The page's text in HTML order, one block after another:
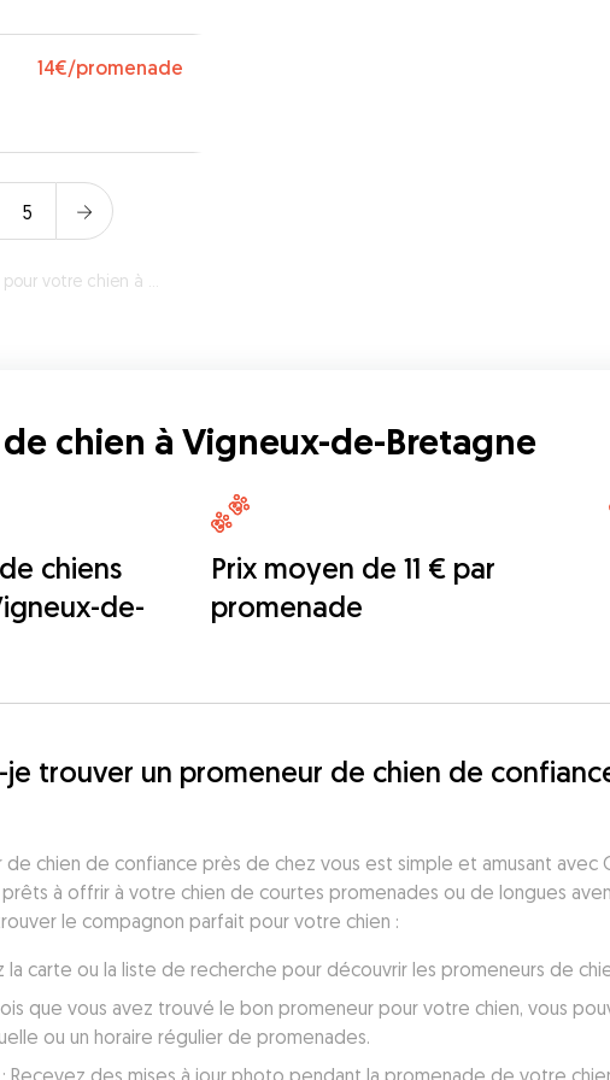
14€/promenade
5
chien à Vigneux-de-Bretagne
chien à Vigneux-de-Bretagne
chiens
de-
Prix moyen de 11 € par
promenade
trouver un promeneur de chien de
de chien de confiance près de chez vous est simple et amusant avec
à offrir à votre chien de courtes promenades ou de longues
le compagnon parfait pour votre chien :
la carte ou la liste de recherche pour découvrir les promeneurs de
que vous avez trouvé le bon promeneur pour votre chien, vous
ou un horaire régulier de promenades.
Recevez des mises à jour photo pendant la promenade de votre